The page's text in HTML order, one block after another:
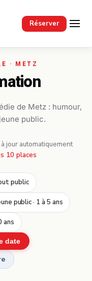
Réserver
de Metz : humour,
public.
jour automatiquement
10 places
public
public · 1 à 5 ans
ans
date